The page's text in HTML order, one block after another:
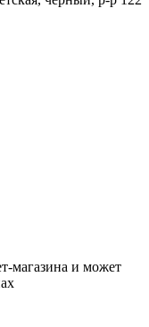
магазина и может